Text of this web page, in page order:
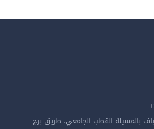
بالمسيلة القطب الجامعي، طريق برج